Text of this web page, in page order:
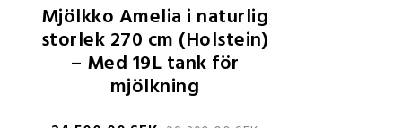
Mjölkko Amelia i naturlig
storlek 270 cm (Holstein)
– Med 19L tank för
mjölkning